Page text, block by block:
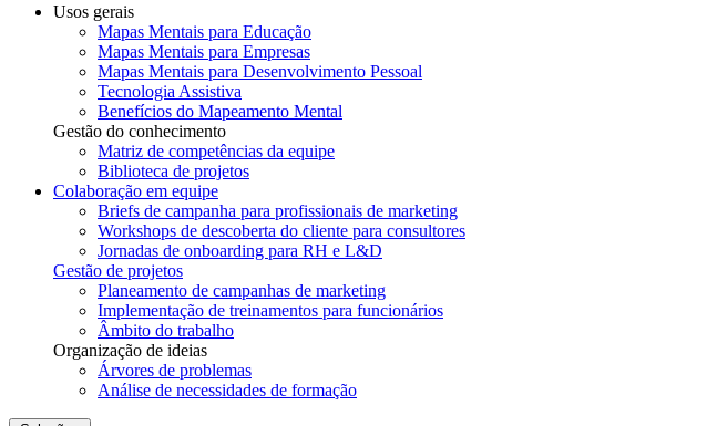
Usos gerais
Mapas Mentais para Educação
Mapas Mentais para Empresas
Mapas Mentais para Desenvolvimento Pessoal
Tecnologia Assistiva
Benefícios do Mapeamento Mental
Gestão do conhecimento
Matriz de competências da equipe
Biblioteca de projetos
Colaboração em equipe
Briefs de campanha para profissionais de marketing
Workshops de descoberta do cliente para consultores
Jornadas de onboarding para RH e L&D
Gestão de projetos
Planeamento de campanhas de marketing
Implementação de treinamentos para funcionários
Âmbito do trabalho
Organização de ideias
Árvores de problemas
Análise de necessidades de formação